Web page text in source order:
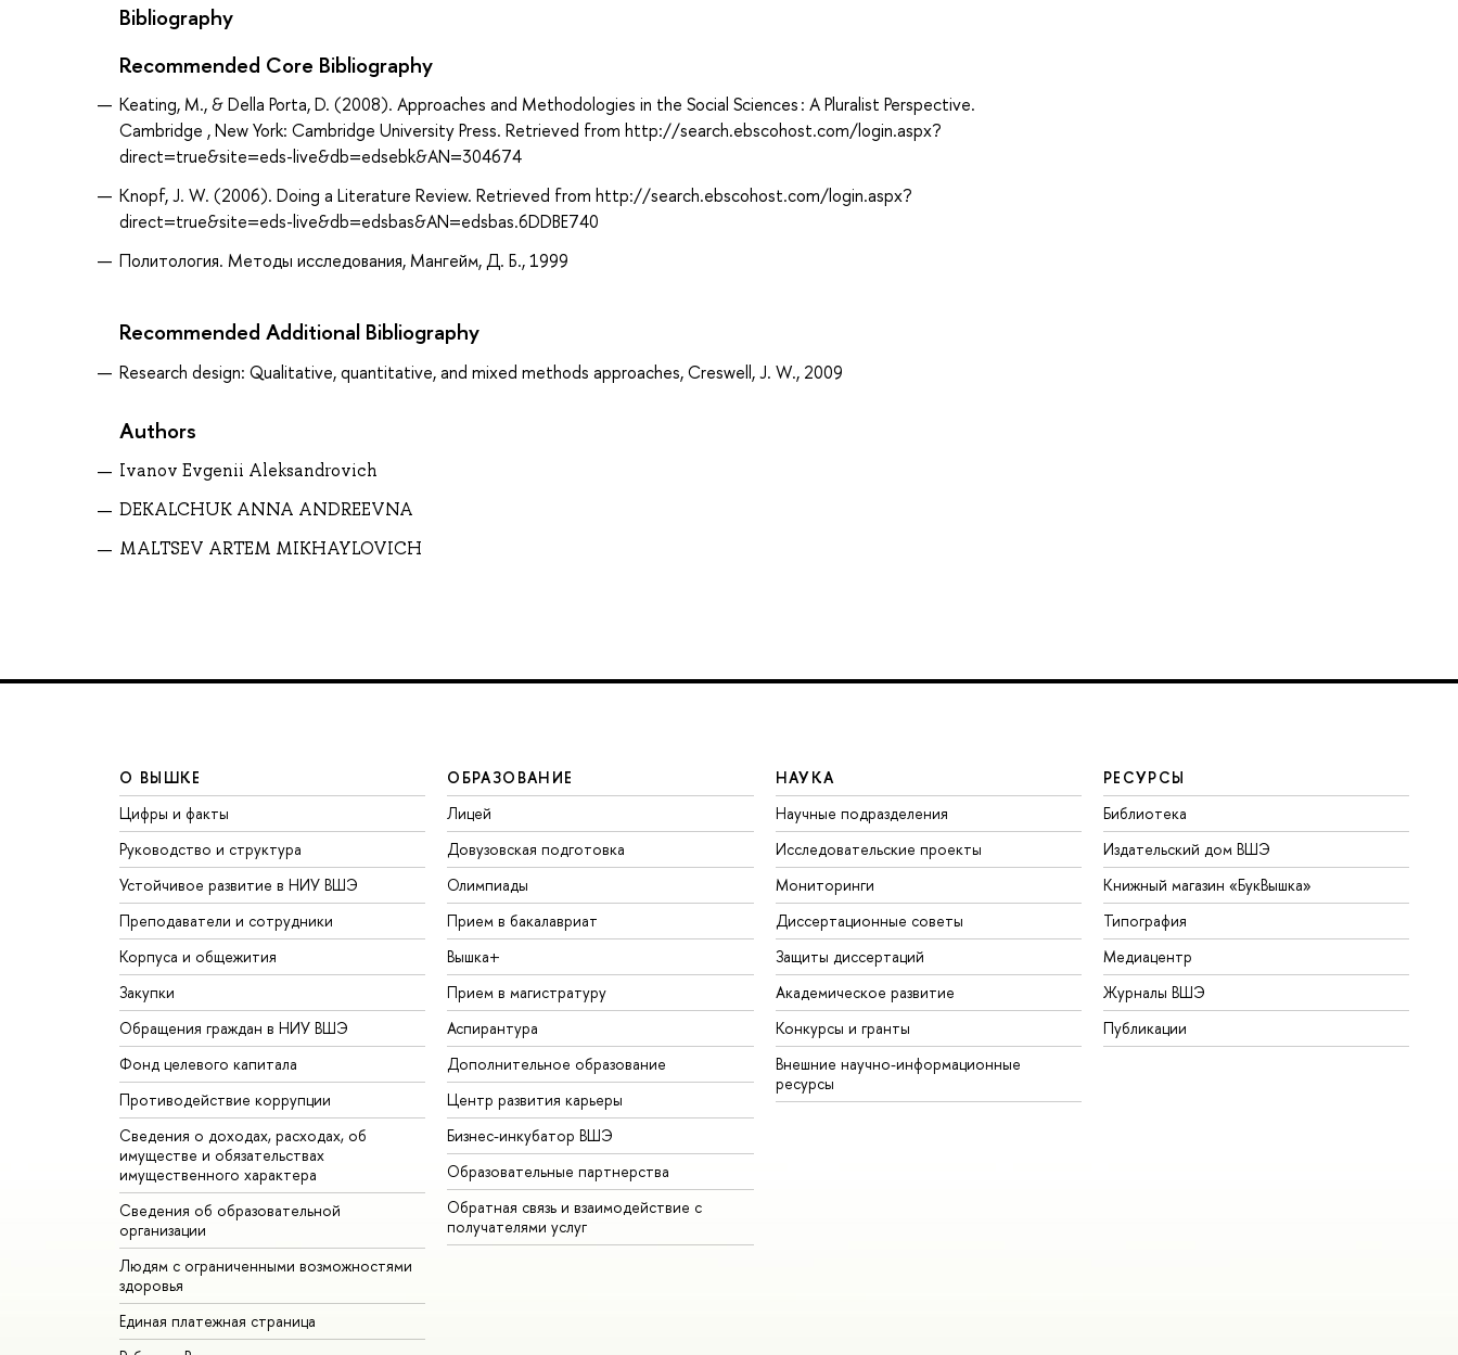
Bibliography
Recommended Core Bibliography
Keating, M., & Della Porta, D. (2008). Approaches and Methodologies in the Social Sciences : A Pluralist Perspective.
Cambridge , New York: Cambridge University Press. Retrieved from http://search.ebscohost.com/login.aspx?
direct=true&site=eds-live&db=edsebk&AN=304674
Knopf, J. W. (2006). Doing a Literature Review. Retrieved from http://search.ebscohost.com/login.aspx?
direct=true&site=eds-live&db=edsbas&AN=edsbas.6DDBE740
Политология. Методы исследования, Мангейм, Д. Б., 1999
Recommended Additional Bibliography
Research design: Qualitative, quantitative, and mixed methods approaches, Creswell, J. W., 2009
Authors
Ivanov Evgenii Aleksandrovich
DEKALCHUK ANNA ANDREEVNA
MALTSEV ARTEM MIKHAYLOVICH
О ВЫШКЕ
Цифры и факты
Руководство и структура
Устойчивое развитие в НИУ ВШЭ
Преподаватели и сотрудники
Корпуса и общежития
Закупки
Обращения граждан в НИУ ВШЭ
Фонд целевого капитала
Противодействие коррупции
Сведения о доходах, расходах, об
имуществе и обязательствах
имущественного характера
Сведения об образовательной
организации
Людям с ограниченными возможностями
здоровья
Единая платежная страница
ОБРАЗОВАНИЕ
Лицей
Довузовская подготовка
Олимпиады
Прием в бакалавриат
Вышка+
Прием в магистратуру
Аспирантура
Дополнительное образование
Центр развития карьеры
Бизнес-инкубатор ВШЭ
Образовательные партнерства
Обратная связь и взаимодействие с
получателями услуг
НАУКА
Научные подразделения
Исследовательские проекты
Мониторинги
Диссертационные советы
Защиты диссертаций
Академическое развитие
Конкурсы и гранты
Внешние научно-информационные
ресурсы
РЕСУРСЫ
Библиотека
Издательский дом ВШЭ
Книжный магазин «БукВышка»
Типография
Медиацентр
Журналы ВШЭ
Публикации